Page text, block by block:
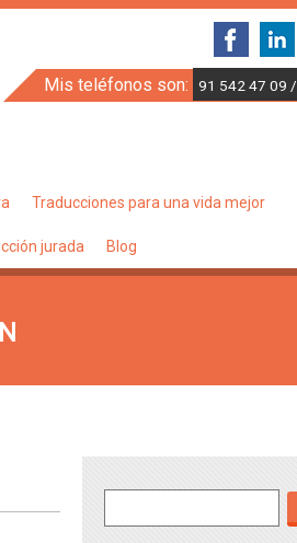
Mis teléfonos son: 91 542 47 09 /
Traducciones para una vida mejor
jurada Blog